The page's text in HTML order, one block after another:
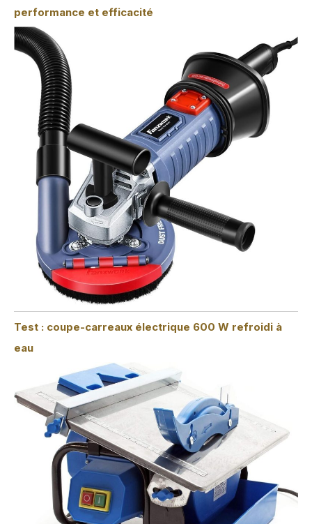
performance et efficacité
Test : coupe-carreaux électrique 600 W refroidi à
eau